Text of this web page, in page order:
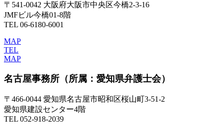
〒541-0042 大阪府大阪市中央区今橋2-3-16
JMFビル今橋01-8階
TEL 06-6180-6001
MAP
TEL
MAP
名古屋事務所 （所属：愛知県弁護士会）
〒466-0044 愛知県名古屋市昭和区桜山町3-51-2
愛知県建設センター4階
TEL 052-918-2039